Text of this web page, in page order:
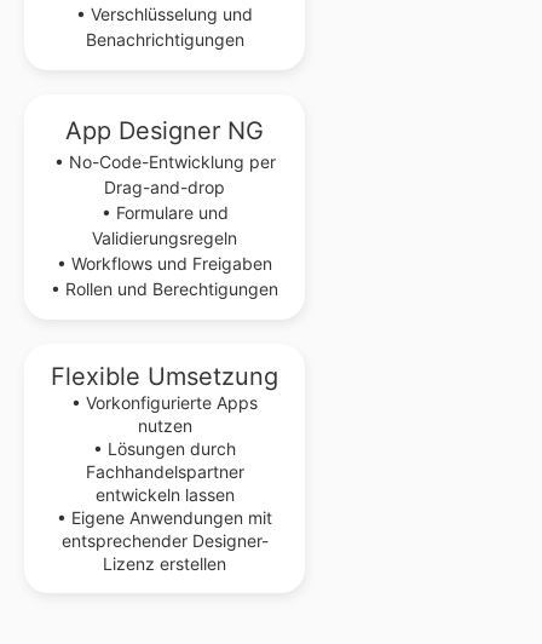
• Verschlüsselung und
Benachrichtigungen
App Designer NG
• No-Code-Entwicklung per
Drag-and-drop
• Formulare und
Validierungsregeln
• Workflows und Freigaben
• Rollen und Berechtigungen
Flexible Umsetzung
• Vorkonfigurierte Apps
nutzen
• Lösungen durch
Fachhandelspartner
entwickeln lassen
• Eigene Anwendungen mit
entsprechender Designer-
Lizenz erstellen